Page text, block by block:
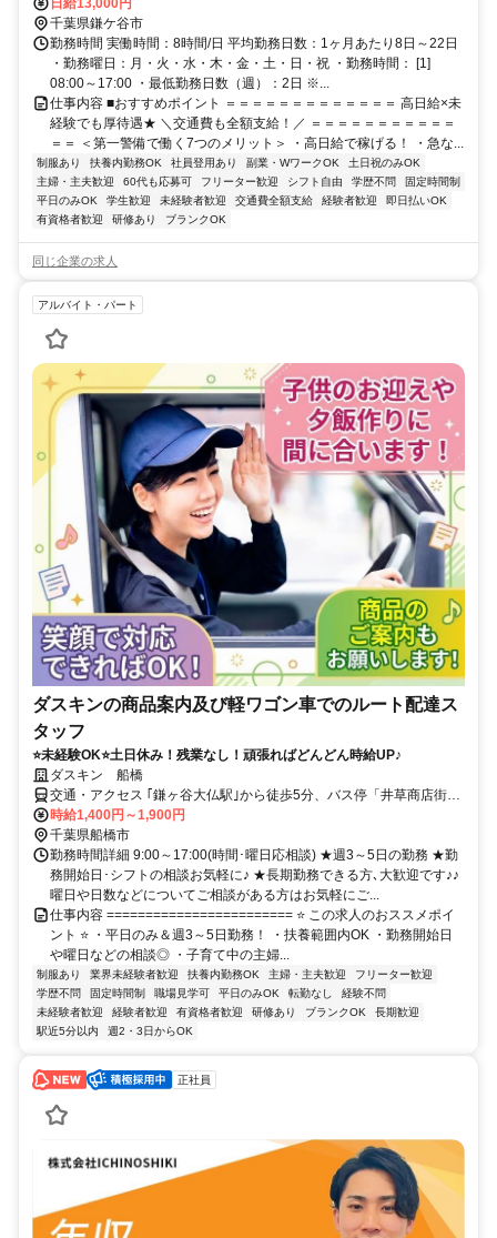
全額支給＊
日給13,000円
千葉県鎌ケ谷市
勤務時間 実働時間：8時間/日 平均勤務日数：1ヶ月あたり8日～22日
・勤務曜日：月・火・水・木・金・土・日・祝 ・勤務時間： [1]
08:00～17:00 ・最低勤務日数（週）：2日 ※...
仕事内容 ■おすすめポイント ＝＝＝＝＝＝＝＝＝＝＝＝＝ 高日給×未
経験でも厚待遇★ ＼交通費も全額支給！／ ＝＝＝＝＝＝＝＝＝＝＝
＝＝ ＜第一警備で働く7つのメリット＞ ・高日給で稼げる！ ・急な...
制服あり 扶養内勤務OK 社員登用あり 副業・WワークOK
土日祝のみOK
主婦・主夫歓迎
60代も応募可 フリーター歓迎 シフト自由 学歴不問
固定時間制
平日のみOK
学生歓迎 未経験者歓迎 交通費全額支給 経験者歓迎
即日払いOK
有資格者歓迎
研修あり ブランクOK
同じ企業の求人
アルバイト・パート
ダスキンの商品案内及び軽ワゴン車でのルート配達ス
タッフ
⭐未経験OK⭐土日休み！残業なし！頑張ればどんどん時給UP♪
ダスキン 船橋
交通・アクセス ｢鎌ヶ谷大仏駅｣から徒歩5分、バス停「井草商店街入
口｣下車スグ
時給1,400円～1,900円
千葉県船橋市
勤務時間詳細 9:00～17:00(時間･曜日応相談) ★週3～5日の勤務 ★勤
務開始日･シフトの相談お気軽に♪ ★長期勤務できる方､大歓迎です♪♪
曜日や日数などについてご相談がある方はお気軽にご...
仕事内容 ======================== ⭐ この求人のおススメポイ
ント ⭐ ・平日のみ＆週3～5日勤務！ ・扶養範囲内OK ・勤務開始日
や曜日などの相談◎ ・子育て中の主婦...
制服あり 業界未経験者歓迎 扶養内勤務OK 主婦・主夫歓迎
フリーター歓迎
学歴不問
固定時間制 職場見学可 平日のみOK 転勤なし
経験不問
未経験者歓迎
経験者歓迎 有資格者歓迎 研修あり ブランクOK
長期歓迎
駅近5分以内
週2・3日からOK
正社員